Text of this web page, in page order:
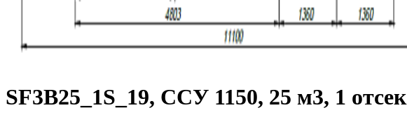
SF3B25_1S_19, ССУ 1150, 25 м3, 1 отсек